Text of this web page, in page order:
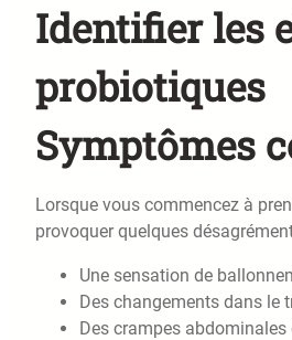
Identifier les
probiotiques
Symptômes
Lorsque vous commencez à
provoquer quelques
Une sensation de
Des changements dans le
Des crampes abdominales